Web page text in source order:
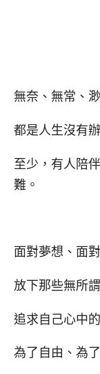
無奈、無常、
都是人生沒有
至少，有人陪
難。
面對夢想、面
放下那些無所
追求自己心中
為了自由、為